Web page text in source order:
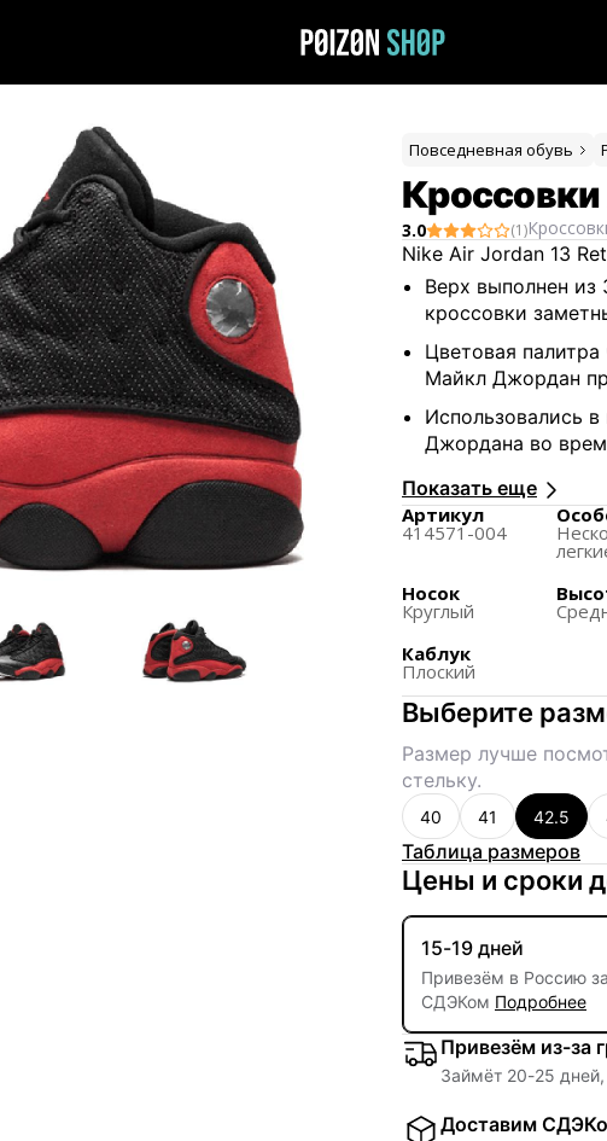
Повседневная обувь
Кроссовки
3.0 (1)
Nike Air Jordan 13
Верх выполнен из
кроссовки
Цветовая
Майкл Джордан
Использовались
Джордана во
Предназначены
школьников,
динамичность.
1998 года, что
Показать еще
Артикул
414571-004
Носок
Круглый
Каблук
Плоский
Выберите
Размер лучше
стельку.
40 41 42.5
Таблица размеров
Цены и сроки
15-19 дней
Привезём в Россию за
СДЭКом Подробнее
Привезём из-за
Займёт 20-25
Доставим